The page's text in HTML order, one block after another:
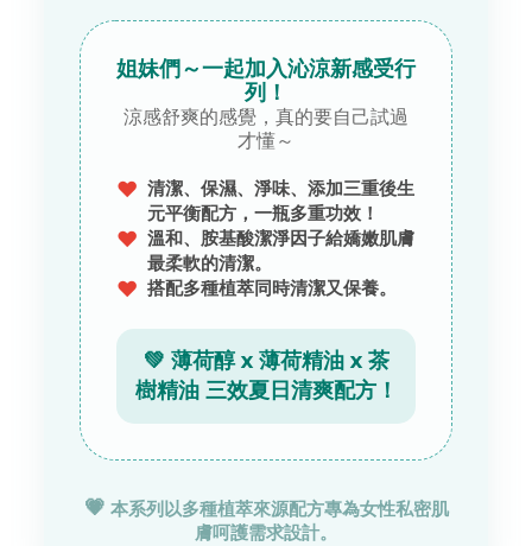
姐妹們～一起加入沁涼新感受行
列！
涼感舒爽的感覺，真的要自己試過
才懂～
♥ 清潔、保濕、淨味、添加三重後生
元平衡配方 ，一瓶多重功效！
♥ 溫和、胺基酸潔淨因子給嬌嫩肌膚
最柔軟的清潔。
♥ 搭配多種植萃同時清潔又保養。
💚 薄荷醇 x 薄荷精油 x 茶
樹精油 三效夏日清爽配方！
💗 本系列以多種植萃來源配方專為女性私密肌
膚呵護需求設計。